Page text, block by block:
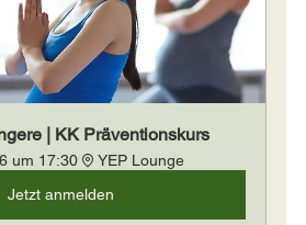
| KK Präventionskurs
um 17:30
YEP Lounge
Jetzt anmelden